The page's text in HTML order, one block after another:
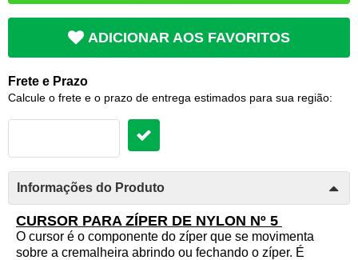
ADICIONAR AOS FAVORITOS
Frete e Prazo
Calcule o frete e o prazo de entrega estimados para sua região:
Informações do Produto
CURSOR PARA ZÍPER DE NYLON Nº 5
O cursor é o componente do zíper que se movimenta
sobre a cremalheira abrindo ou fechando o zíper. É